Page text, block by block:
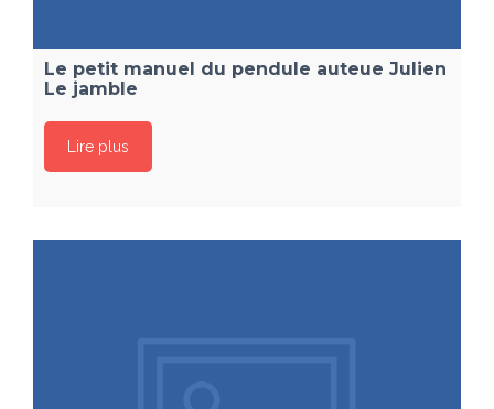
Le petit manuel du pendule auteue Julien
Le jamble
Lire plus